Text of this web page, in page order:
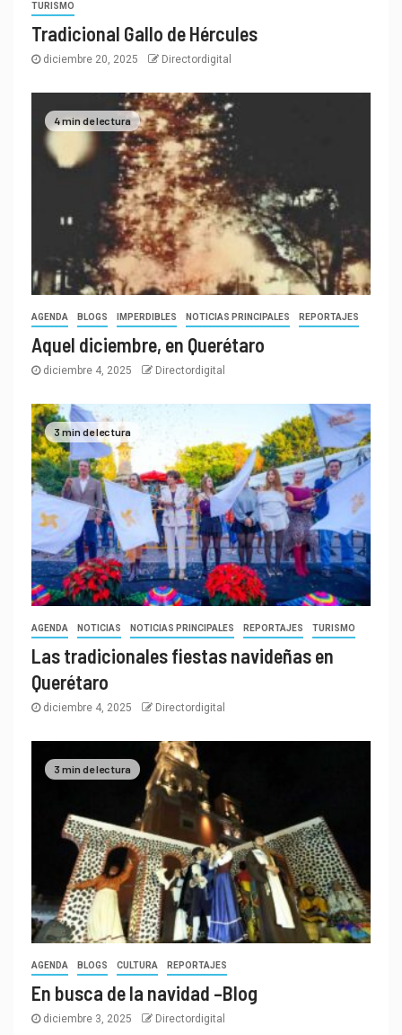
TURISMO
Tradicional Gallo de Hércules
diciembre 20, 2025 Directordigital
4 min de lectura
AGENDA BLOGS IMPERDIBLES NOTICIAS PRINCIPALES REPORTAJES
Aquel diciembre, en Querétaro
diciembre 4, 2025 Directordigital
3 min de lectura
AGENDA NOTICIAS NOTICIAS PRINCIPALES REPORTAJES TURISMO
Las tradicionales fiestas navideñas en
Querétaro
diciembre 4, 2025 Directordigital
3 min de lectura
AGENDA BLOGS CULTURA REPORTAJES
En busca de la navidad –Blog
diciembre 3, 2025 Directordigital